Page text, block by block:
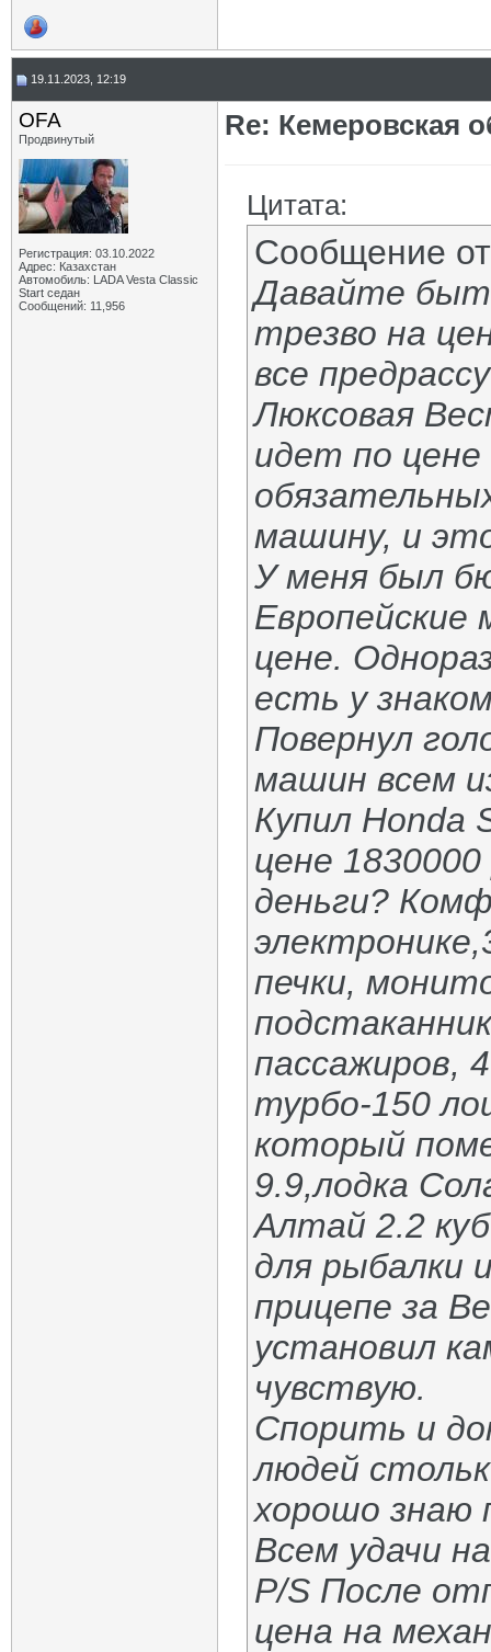
19.11.2023, 12:19
OFA
Продвинутый
Регистрация: 03.10.2022
Адрес: Казахстан
Автомобиль: LADA Vesta Classic
Start седан
Сообщений: 11,956
Re: Кемеровская
Цитата:
Сообщение
Давайте
трезво на
все
Люксовая
идет по
машину, и
У меня был
Европейские
цене.
есть у
Повернул
машин всем
Купил Honda
цене
деньги?
печки,
пассажиров,
турбо-150
который
9.9,лодка
Алтай 2.2
для рыбалки
прицепе за
установил
чувствую.
Спорить и
людей
хорошо знаю
Всем удачи
P/S После
цена на